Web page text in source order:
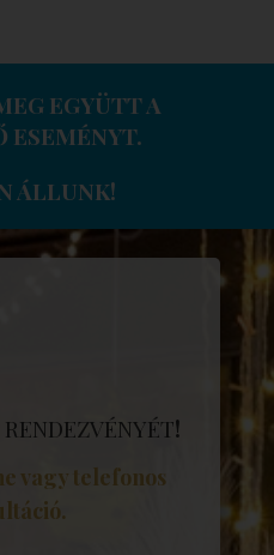
EGYÜTT A
ESEMÉNYT.
ÁLLUNK!
!
vagy telefonos